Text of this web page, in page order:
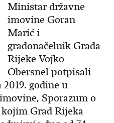
Ministar državne
imovine Goran
Marić i
gradonačelnik Grada
Rijeke Vojko
Obersnel potpisali
godine u
Sporazum o
Grad Rijeka